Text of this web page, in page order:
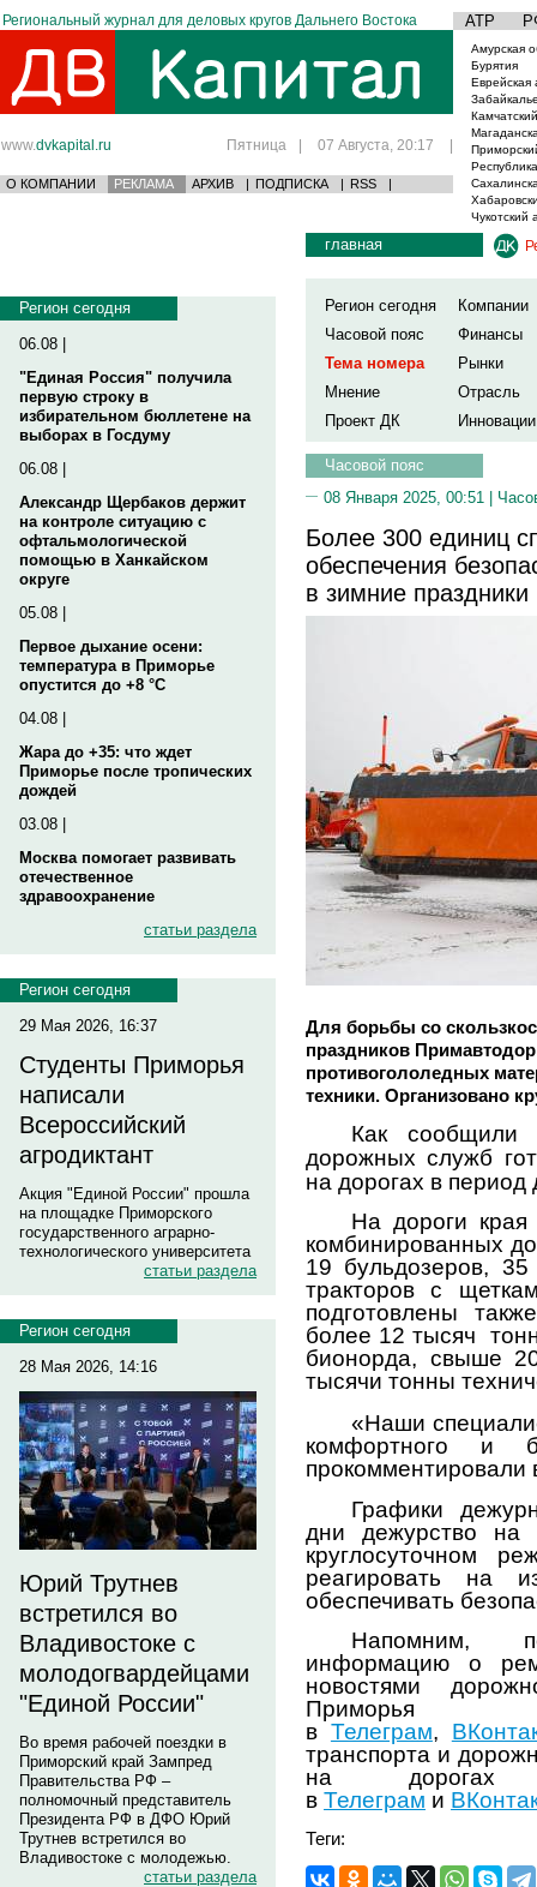
Региональный журнал для деловых кругов Дальнего Востока АТР
www.dvkapital.ru Пятница | 07 Августа, 20:17 |
О КОМПАНИИ РЕКЛАМА АРХИВ | ПОДПИСКА | RSS |
Амурская
Бурятия
Еврейская
Чукотский
Регион сегодня
06.08 |
"Единая Россия" получила
первую строку в
избирательном бюллетене на
выборах в Госдуму
06.08 |
Александр Щербаков держит
на контроле ситуацию с
офтальмологической
помощью в Ханкайском
округе
05.08 |
Первое дыхание осени:
температура в Приморье
опустится до +8 °C
04.08 |
Жара до +35: что ждет
Приморье после тропических
дождей
03.08 |
Москва помогает развивать
отечественное
здравоохранение
статьи раздела
Регион сегодня
29 Мая 2026, 16:37
Студенты Приморья
написали
Всероссийский
агродиктант
Акция "Единой России" прошла
на площадке Приморского
государственного аграрно-
технологического университета
статьи раздела
Регион сегодня
28 Мая 2026, 14:16
Юрий Трутнев
встретился во
Владивостоке с
молодогвардейцами
"Единой России"
Во время рабочей поездки в
Приморский край Зампред
Правительства РФ –
полномочный представитель
Президента РФ в ДФО Юрий
Трутнев встретился во
Владивостоке с молодежью.
статьи раздела
главная
Регион сегодня
Компании
Часовой пояс
Финансы
Тема номера
Рынки
Мнение
Отрасль
Проект ДК
Инновации
Часовой пояс
08 Января 2025, 00:51 |
Более 300 единиц
обеспечения
в зимние праздники
Для борьбы со
праздников
противогололедных
техники. Организовано
Как сообщили
дорожных служб
на дорогах в
На дороги
комбинированных
19 бульдозеров, 35
тракторов с
подготовлены
более 12 тысяч
бионорда, свыше
тысячи тонны
«Наши
комфортного и
Графики
дни дежурство на
круглосуточном
реагировать на
обеспечивать
Напомним,
информацию о
новостями
в Телеграм,
транспорта и
на
в Телеграм и
Теги: